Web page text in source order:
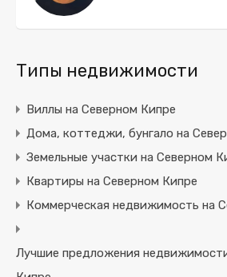
Типы недвижимости
Виллы на Северном Кипре
Дома, коттеджи, бунгало на
Земельные участки на Северном
Квартиры на Северном Кипре
Коммерческая недвижимость на
Лучшие предложения